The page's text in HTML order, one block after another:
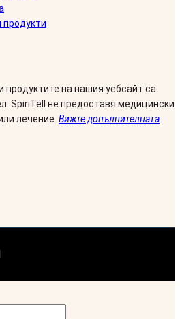
продукти
продуктите на нашия уебсайт са
SpiriTell не предоставя медицински
лечение. Вижте допълнителната